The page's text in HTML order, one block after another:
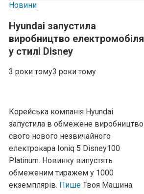
Новини
Hyundai запустила
виробництво електромобіля
у стилі Disney
3 роки тому3 роки тому
Корейська компанія Hyundai
запустила в обмежене виробництво
свого нового незвичайного
електрокара Ioniq 5 Disney100
Platinum. Новинку випустять
обмеженим тиражем у 1000
екземплярів. Пише Твоя Машина.